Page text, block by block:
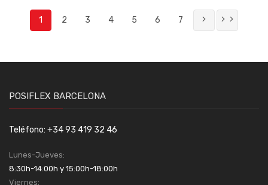
1 2 3 4 5 6 7
POSIFLEX BARCELONA
Teléfono: +34 93 419 32 46
Lunes-Jueves:
8:30h-14:00h y 15:00h-18:00h
Viernes: